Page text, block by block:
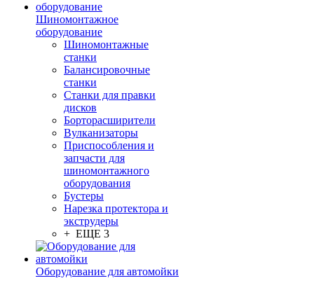
Шиномонтажное
оборудование
Шиномонтажные
станки
Балансировочные
станки
Станки для правки
дисков
Борторасширители
Вулканизаторы
Приспособления и
запчасти для
шиномонтажного
оборудования
Бустеры
Нарезка протектора и
экструдеры
+ ЕЩЕ 3
Оборудование для автомойки